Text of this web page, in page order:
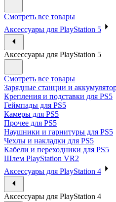
Смотреть все товары
Аксессуары для PlayStation 5
Аксессуары для PlayStation 5
Смотреть все товары
Зарядные станции и
Крепления и подставки для PS5
Геймпады для PS5
Камеры для PS5
Прочее для PS5
Наушники и гарнитуры для PS5
Чехлы и накладки для PS5
Кабели и переходники для PS5
Шлем PlayStation VR2
Аксессуары для PlayStation 4
Аксессуары для PlayStation 4